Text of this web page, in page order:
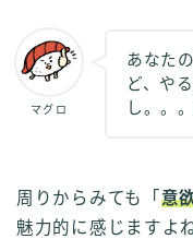
マグロ
あなた
ど、や
し。。
周りからみても「 意
魅力的に感じますよ